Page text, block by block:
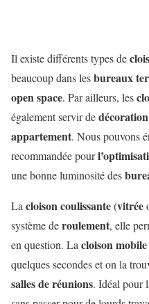
Il existe différents types de
beaucoup dans lesbureaux
open space. Par ailleurs, les
également servir de
appartement. Nous pouvons
recommandée pour
une bonne luminosité des
Lacloison coulissante(vitrée
système deroulement, elle
en question. Lacloison mobile
quelques secondes et on la
salles de réunions. Idéal pour